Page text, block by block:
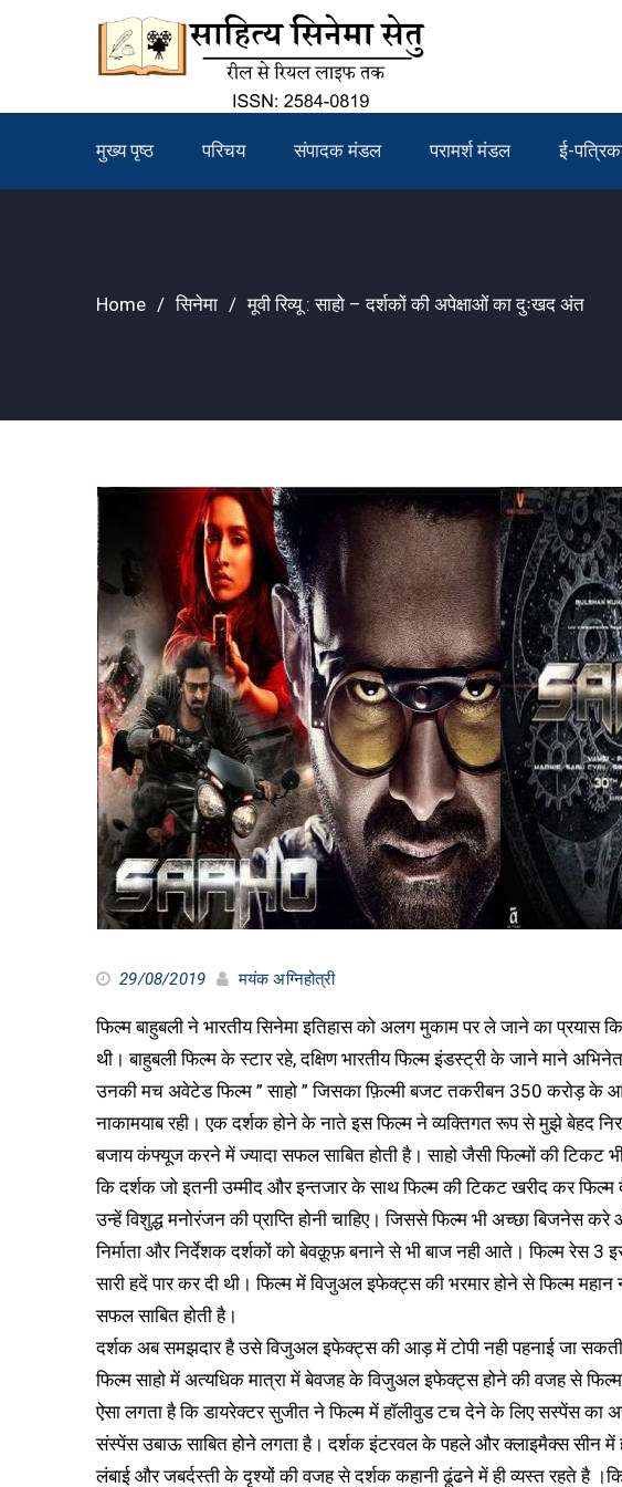
मुख्य पृष्ठ परिचय संपादक मंडल परामर्श मंडल ई-
Home सिनेमा मूवी रिव्यू : साहो – दर्शकों की अपेक्षाओं का दुःखद अंत
29/08/2019 मयंक अग्निहोत्री
फिल्म बाहुबली ने भारतीय सिनेमा इतिहास को अलग मुकाम पर ले जाने का प्रयास
थी। बाहुबली फिल्म के स्टार रहे, दक्षिण भारतीय फिल्म इंडस्ट्री के जाने माने
उनकी मच अवेटेड फिल्म ” साहो ” जिसका फ़िल्मी बजट तकरीबन 350 करोड़ के
नाकामयाब रही। एक दर्शक होने के नाते इस फिल्म ने व्यक्तिगत रूप से मुझे बेहद
बजाय कंफ्यूज करने में ज्यादा सफल साबित होती है। साहो जैसी फिल्मों की टिकट
कि दर्शक जो इतनी उम्मीद और इन्तजार के साथ फिल्म की टिकट खरीद कर फिल्म
उन्हें विशुद्ध मनोरंजन की प्राप्ति होनी चाहिए। जिससे फिल्म भी अच्छा बिजनेस
निर्माता और निर्देशक दर्शकों को बेवक़ूफ़ बनाने से भी बाज नही आते। फिल्म रेस
सारी हदें पार कर दी थी। फिल्म में विजुअल इफेक्ट्स की भरमार होने से फिल्म
सफल साबित होती है।
दर्शक अब समझदार है उसे विजुअल इफेक्ट्स की आड़ में टोपी नही पहनाई जा
फिल्म साहो में अत्यधिक मात्रा में बेवजह के विजुअल इफेक्ट्स होने की वजह से फिल्म
ऐसा लगता है कि डायरेक्टर सुजीत ने फिल्म में हॉलीवुड टच देने के लिए सस्पेंस
संस्पेंस उबाऊ साबित होने लगता है। दर्शक इंटरवल के पहले और क्लाइमैक्स सीन में
लंबाई और जबर्दस्ती के दृश्यों की वजह से दर्शक कहानी ढूंढने में ही व्यस्त रहते है